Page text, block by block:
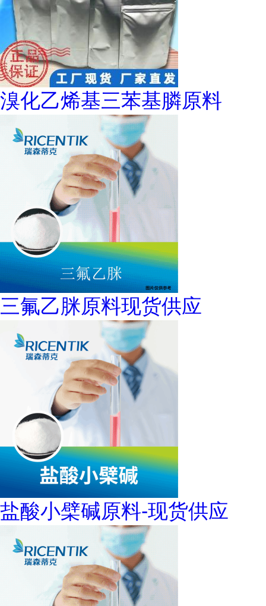
溴化乙烯基三苯基膦原料
三氟乙脒原料现货供应
盐酸小檗碱原料-现货供应